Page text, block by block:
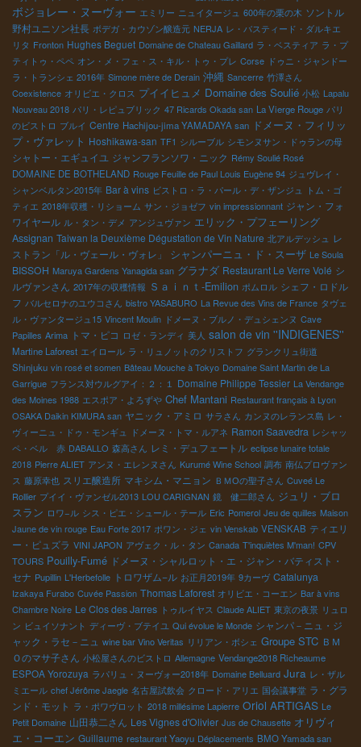
ボジョレー・ヌーヴォー エミリー ニュイタージュ 600年の栗の木 ソントル
野村ユニソン社長 ボデガ・カウゾン醸造元 NERJA レ・バスティード・ダルキエ
リタ Fronton Hughes Beguet Domaine de Chateau Gaillard ラ・ベスティア ラ・プ
ティトゥ・ペペ オン・メ・フェ・ス・キル・トゥ・プレ Corse ドゥニ・ジャンドー
ラ・トランシェ 2016年 Simone mère de Derain 沖縄 Sancerre 竹澤さん
Coexistence オリビエ・クロス プイイヒュメ Domaine des Soulié 小松 Lapalu
Nouveau 2018 パリ・レピュブリック 47 Ricards Okada san La Vierge Rouge パリ
のビストロ ブルイ Centre Hachijou-jima YAMADAYA san ドメーヌ・フィリッ
プ・ヴァレット Hoshikawa-san TF1 シルーブル シモンヌサン・ドゥランの母
シャトー・エギュイユ ジャンフランソワ・ニック Rémy Soulié Rosé
DOMAINE DE BOTHELAND Rouge Feuille de Paul Louis Eugène 94 ジュヴレイ・
シャンベルタン2015年 Bar à vins ビストロ・ラ・パール・デ・ザンジュ
トム・ゴ
ティエ 2018年収穫・リショーム サン・ジョゼフ vin impressionnant ジャン・フォ
ワイヤール ル・タン・デメ アンジュヴァン エリック・プフェーリング
Assignan Taiwan la Deuxième Dégustation de Vin Nature 北アルデッシュ レ
ストラン「ル・ヴェール・ヴォレ」
シャンパーニュ・ド・スーザ Le Soula
BISSOH Maruya Gardens Yanagida san グラナダ Restaurant Le Verre Volé シ
ルヴァンさん 2017年の収穫情報 Ｓａｉｎｔ-Emilion ポムロル シェフ・ロドル
フ バルセロナのユウコさん bistro YASABURO La Revue des Vins de France タヴェ
ル・ヴァンタージュ15 Vincent Moulin ドメーヌ・ブルノ・デュシェンヌ Cave
Papilles Arima トマ・ピコ ロゼ・ランディ 美人 salon de vin ''INDIGENES''
Martine Laforest エイロール ラ・リュノットのクリストフ グランクリュ街道
Shinjuku vin rosé et somen Bâteau Mouche à Tokyo Domaine Saint Martin de La
Garrigue フランス対ウルグアイ：２：１ Domaine Philippe Tessier La Vendange
des Moines 1988 エスポア・よろずや Chef Mantani Restaurant français à Lyon
OSAKA Daikin KIMURA san ヤニック・アミロ サラさん カンヌのレランス島 レ・
ヴィーニュ・ドゥ・モンギュ
ドメーヌ・トマ・ルアネ Ramon Saavedra レシャッ
ペ・ベル 赤 DABALLO 森高さん レミ・デュフェートル eclipse lunaire totale
2018 Pierre ALIET アンヌ・エレンヌさん Kurumé Wine School 調布 南仏プロヴァン
ス 藤原幸也 スリエ醸造所 マキシム・マニョン ＢＭОの聖子さん Cuveé Le
Rollier プイイ・ヴァンゼル2013 LOU CARIGNAN 鏡 健二郎さん ジュリ・ブロ
スラン ロワ−ル シス・ピエ・シュール・テール Eric Pomerol Jeu de quilles Maison
Jaune de vin rouge Eau Forte 2017 ポワン・ジェ vin Venskab VENSKAB ティエリ
ー・ピュズラ VINI JAPON アヴェク・ル・タン Canada T'inquiètes M'man! CPV
TOURS Pouilly-Fumé ドメーヌ・シャルロット・エ・ジャン・バティスト・
セナ Pupillin L'Herbefolle トロワザム−ル お正月2019年 9カーヴ Catalunya
Izakaya Furabo Cuvée Passion Thomas Laforest オリビエ・コーエン Bar à vins
Chambre Noire Le Clos des Jarres トゥルイヤス Claude ALIET 東京の夜景 リュロ
ン ビュイソナント ディーヴ・ブテイユ Qui évolue le Monde シャンパ－ニュ・ジ
ャック・ラセ－ニュ wine bar Vino Veritas リリアン・ボシェ Groupe STC ＢＭ
Ｏのマサ子さん 小松屋さんのビストロ Allemagne Vendange2018 Richeaume
ESPOA Yorozuya ラパリュ・ヌーヴォー2018年 Domaine Belluard Jura レ・ザル
ミエール chef Jérôme Jaegle 名古屋試飲会 クロード・アリエ 国会議事堂 ラ・グラ
ンド・モット ラ・ポワヴロット 2018 millésime Lapierre Oriol ARTIGAS Le
Petit Domaine 山田恭二さん Les Vignes d'Olivier Jus de Chausette オリヴィ
エ・コーエン Guillaume restaurant Yaoyu Déplacements BMO Yamada san